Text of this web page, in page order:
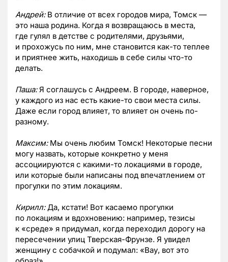
Андрей:В отличие от всех городов мира, Томск —
это наша родина. Когда я возвращаюсь в места,
где гулял в детстве с родителями, друзьями,
и прохожусь по ним, мне становится как-то теплее
и приятнее жить, находишь в себе силы что-то
делать.
Паша:Я соглашусь с Андреем. В городе, наверное,
у каждого из нас есть какие-то свои места силы.
Даже если город влияет, то влияет он очень по-
разному.
Максим:Мы очень любим Томск! Некоторые песни
могу назвать, которые конкретно у меня
ассоциируются с какими-то локациями в городе,
или которые были написаны под впечатлением от
прогулки по этим локациям.
Кирилл:Да, кстати! Вот касаемо прогулки
по локациям и вдохновению: например, тезисы
к «среде» я придумал, когда переходил дорогу на
пересечении улиц Тверская-Фрунзе. Я увидел
женщину с собачкой и подумал: «Вау, вот это